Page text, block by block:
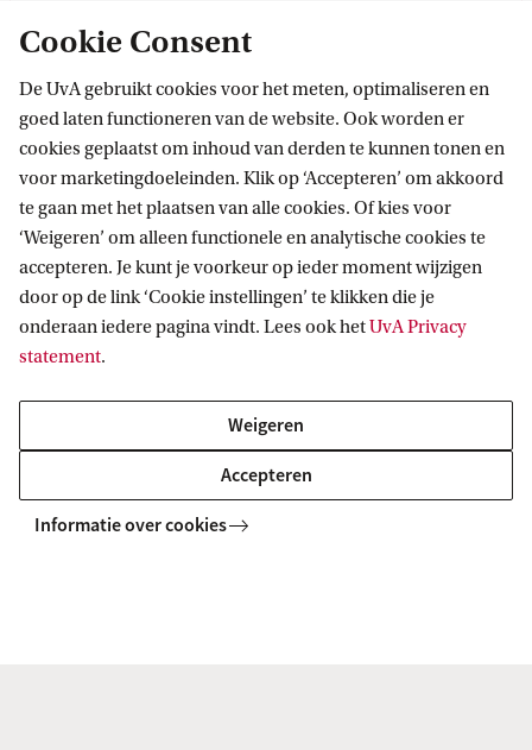
Universiteiten krijgen van de Rijksoverheid elk jaar
één budget voor de kosten van personeel en
materiaal. Er is een onderwijsdeel en een
onderzoeksdeel. In deze infographic zie je hoe de
Rijksbijdrage voor de UvA voor 2026 is
samengesteld.
Infographic: Hoe is de rijksbijdrage van de UvA
samengesteld? (pdf, 2 p.)
Financiën
Cookie Consent
De UvA gebruikt cookies voor het meten, optimaliseren en
goed laten functioneren van de website. Ook worden er
cookies geplaatst om inhoud van derden te kunnen tonen en
voor marketingdoeleinden. Klik op ‘Accepteren’ om akkoord
te gaan met het plaatsen van alle cookies. Of kies voor
‘Weigeren’ om alleen functionele en analytische cookies te
accepteren. Je kunt je voorkeur op ieder moment wijzigen
door op de link ‘Cookie instellingen’ te klikken die je
onderaan iedere pagina vindt. Lees ook hetUvA Privacy
statement.
Weigeren
Accepteren
Informatie over cookies